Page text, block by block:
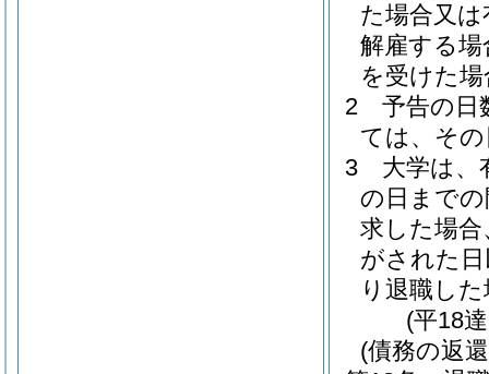
た場合又
解雇する
を受けた
2
予告の日
ては、そ
3
大学は、
の日まで
求した場
がされた
り退職し
(平18
(債務の返